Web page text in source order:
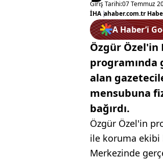
Giriş Tarihi:07 Temmuz
İHA |ahaber.com.tr
A Haber’i
Özgür Özel'in
programında
alan
mensubuna
bağırdı.
Özgür Özel'in
ile koruma ekibi
Merkezinde